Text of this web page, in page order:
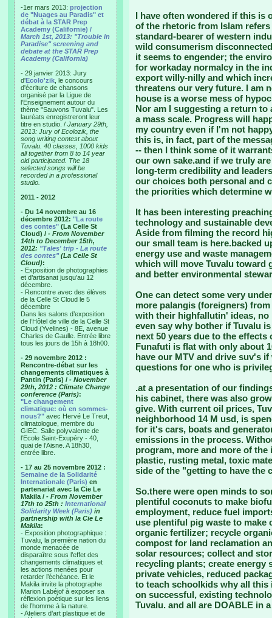
-1er mars 2013: projection
de "Nuages au Paradis" et
débat à la STAR Prep
Academy (Californie) /
March 1st, 2013: "Trouble in
Paradise" screening and
debate at the STAR Prep
Academy (California)
- 29 janvier 2013: Jury
d'Ecolo'zik , le concours
d'écriture de chansons
organisé par la Ligue de
l'Enseignement autour du
thème "Sauvons Tuvalu". Les
lauréats enregistreront leur
titre en studio. / January 29th,
2013: Jury of Ecolozik, the
song writing contest about
Tuvalu. 40 classes, 1000 kids
all together from 8 to 14 year
old participated. The 18
selected songs will be
recorded in a professional
studio.
2011 - 2012
- Du 14 novembre au 16
décembre 2012: "La route
des contes" (La Celle St
Cloud) / - From November
14th to December 15th,
2012: "Tales' trip - La route
des contes"(La Celle St
Cloud):
- Exposition de photographies
et d’artisanat jusqu’au 12
décembre.
- Rencontre avec des élèves
de la Celle St Cloud le 5
décembre
Dans les salons d’exposition
de l’Hôtel de ville de la Celle St
Cloud (Yvelines) - 8E, avenue
Charles de Gaulle. Entrée libre
tous les jours de 15h à 18h00.
- 29 novembre 2012 :
Rencontre-débat sur les
changements climatiques à
Pantin (Paris) / - November
29th, 2012 : Climate Change
conference (Paris):
"Le changement
climatique: où en sommes-
nous?" avec Hervé Le Treut,
climatologue, membre du
GIEC. Salle polyvalente de
l’Ecole Saint-Exupéry - 40,
quai de l’Aisne. A 18h30,
entrée libre.
- 17 au 25 novembre 2012 :
Semaine de la Solidarité
Internationale (Paris) en
partenariat avec la Cie Le
Makila / - From November
17th to 25th : International
Solidarity Week (Paris) in
partnership with la Cie Le
Makila:
- Exposition photographique :
Tuvalu, la première nation du
monde menacée de
disparaître sous l’effet des
changements climatiques et
les actions menées pour
retarder l’échéance. Et le
Makila invite la photographe
Marion Labéjof à exposer sa
réflexion poétique sur les liens
de l’homme à la nature.
- Ateliers d’art plastique et de
I have often wondered if this is
of the rhetoric from Islam
standard-bearer of western
wild consumerism
it seems to engender; the
for workaday normalcy in the
export willy-nilly and which
threatens our very future. I am
house is a worse mess of
Nor am I suggesting a return
a mass scale. Progress will
my country even if I'm not
this is, in fact, part of the
-- then I think some of it
our own sake.and if we truly
long-term credibility and
our choices both personal and
the priorities which determine
It has been interesting
technology and sustainable
Aside from filming the record
our small team is here.backed
energy use and waste
which will move Tuvalu toward
and better environmental
One can detect some very
more palangis (foreigners)
with their highfallutin' ideas,
even say why bother if Tuvalu
next 50 years due to the
Funafuti is flat with only about
have our MTV and drive suv's
questions for one who is
.at a presentation of our
his cabinet, there was also
give. With current oil prices,
neighborhood 14 M usd, is
for it's cars, boats and
emissions in the process.
program, more and more of
plastic, rusting metal, toxic
side of the "getting to have the
So.there were open minds to
plentiful coconuts to make
employment, reduce fuel
use plentiful pig waste to make
organic fertilizer; recycle
compost for land reclamation
solar resources; collect and
recycling plants; create energy
private vehicles, reduced
to teach schoolkids why all this
on successful, existing
Tuvalu. and all are DOABLE in